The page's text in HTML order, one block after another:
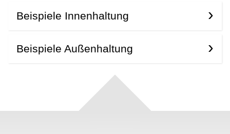
Beispiele Innenhaltung
Beispiele Außenhaltung